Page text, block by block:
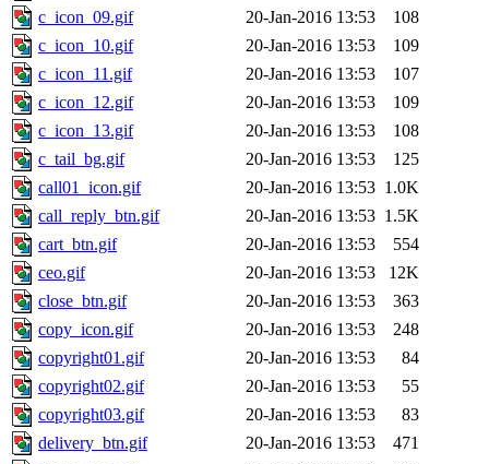
c_icon_09.gif
20-Jan-2016 13:53
108
c_icon_10.gif
20-Jan-2016 13:53
109
c_icon_11.gif
20-Jan-2016 13:53
107
c_icon_12.gif
20-Jan-2016 13:53
109
c_icon_13.gif
20-Jan-2016 13:53
108
c_tail_bg.gif
20-Jan-2016 13:53
125
call01_icon.gif
20-Jan-2016 13:53 1.0K
call_reply_btn.gif
20-Jan-2016 13:53 1.5K
cart_btn.gif
20-Jan-2016 13:53
554
ceo.gif
20-Jan-2016 13:53
12K
close_btn.gif
20-Jan-2016 13:53
363
copy_icon.gif
20-Jan-2016 13:53
248
copyright01.gif
20-Jan-2016 13:53
84
copyright02.gif
20-Jan-2016 13:53
55
copyright03.gif
20-Jan-2016 13:53
83
delivery_btn.gif
20-Jan-2016 13:53
471